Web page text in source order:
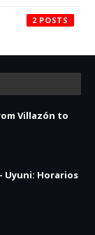
2
Villazón to
Uyuni: Horarios